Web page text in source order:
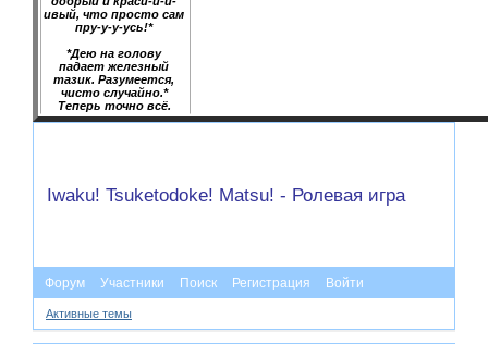
ивый, что просто сам
пру-у-у-усь!*
*Дею на голову
падает железный
тазик. Разумеется,
чисто случайно.*
Теперь точно всё.
Iwaku! Tsuketodoke! Matsu! - Ролевая игра
Форум Участники Поиск Регистрация Войти
Активные темы